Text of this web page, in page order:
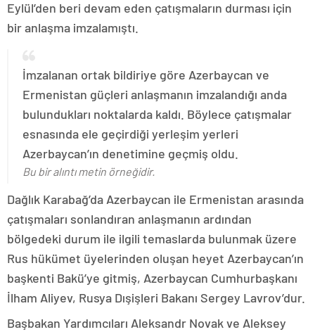
Eylül’den beri devam eden çatışmaların durması için
bir anlaşma imzalamıştı.
İmzalanan ortak bildiriye göre Azerbaycan ve
Ermenistan güçleri anlaşmanın imzalandığı anda
bulundukları noktalarda kaldı. Böylece çatışmalar
esnasında ele geçirdiği yerleşim yerleri
Azerbaycan’ın denetimine geçmiş oldu.
Bu bir alıntı metin örneğidir.
Dağlık Karabağ’da Azerbaycan ile Ermenistan arasında
çatışmaları sonlandıran anlaşmanın ardından
bölgedeki durum ile ilgili temaslarda bulunmak üzere
Rus hükümet üyelerinden oluşan heyet Azerbaycan’ın
başkenti Bakü’ye gitmiş, Azerbaycan Cumhurbaşkanı
İlham Aliyev, Rusya Dışişleri Bakanı Sergey Lavrov’dur.
Başbakan Yardımcıları Aleksandr Novak ve Aleksey